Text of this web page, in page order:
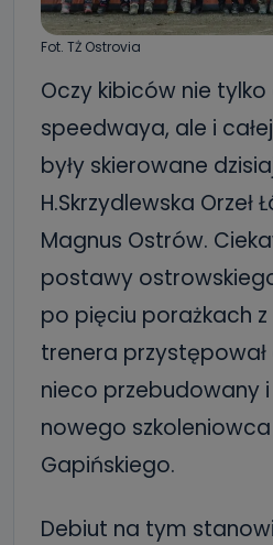
Fot. TŻ Ostrovia
Oczy kibiców nie
speedwaya, ale i
były skierowane
H.Skrzydlewska Orzeł
Magnus Ostrów.
postawy
po pięciu porażkach z
trenera
nieco przebudowany
nowego
Gapińskiego.
Debiut na tym